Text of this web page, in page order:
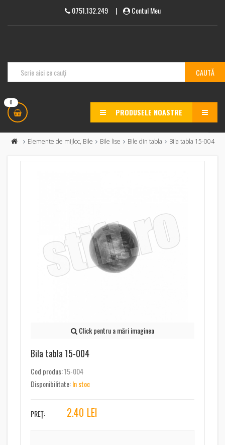
0751.132.249| Contul Meu
0
PRODUSELE NOASTRE MENU
Elemente de mijloc, Bile Bile lise Bile din tabla Bila tabla 15-004
Click pentru a mări imaginea
Bila tabla 15-004
Cod produs:15-004
Disponibilitate:In stoc
PREȚ: 2.40 LEI